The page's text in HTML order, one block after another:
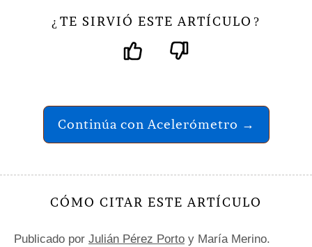
¿ TE SIRVIÓ ESTE ARTÍCULO ?
Continúa con Acelerómetro →
CÓMO CITAR ESTE ARTÍCULO
Publicado por Julián Pérez Porto y María Merino.